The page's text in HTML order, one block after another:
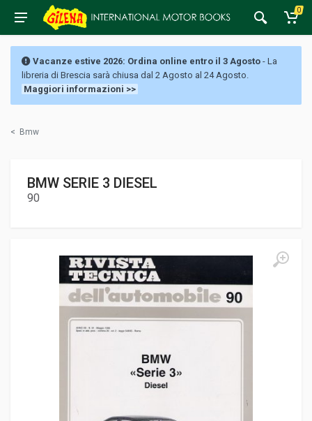
0
Vacanze estive 2026: Ordina online entro il 3 Agosto - La
libreria di Brescia sarà chiusa dal 2 Agosto al 24 Agosto.
Maggiori informazioni >>
< Bmw
BMW SERIE 3 DIESEL
90